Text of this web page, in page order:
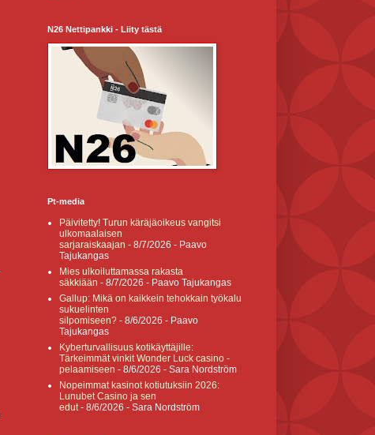
N26 Nettipankki - Liity tästä
Pt-media
Päivitetty! Turun käräjäoikeus vangitsi
ulkomaalaisen
sarjaraiskaajan - 8/7/2026 - Paavo
Tajukangas
Mies ulkoiluttamassa rakasta
säkkiään - 8/7/2026 - Paavo Tajukangas
Gallup: Mikä on kaikkein tehokkain työkalu
sukuelinten
silpomiseen? - 8/6/2026 - Paavo
Tajukangas
Kyberturvallisuus kotikäyttäjille:
Tärkeimmät vinkit Wonder Luck casino -
pelaamiseen - 8/6/2026 - Sara Nordström
Nopeimmat kasinot kotiutuksiin 2026:
Lunubet Casino ja sen
edut- 8/6/2026 - Sara Nordström